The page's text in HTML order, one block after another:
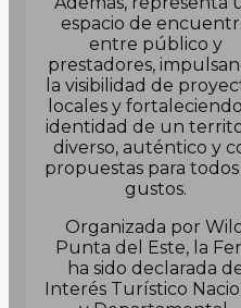
espacio de
entre público y
prestadores,
la visibilidad de
locales y
identidad de un
diverso, auténtico y
propuestas para todos
gustos.
Organizada por Wild
Punta del Este, la
ha sido declarada
Interés Turístico